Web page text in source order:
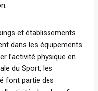
et établissements
dans les équipements
l’activité physique en
du Sport, les
font partie des